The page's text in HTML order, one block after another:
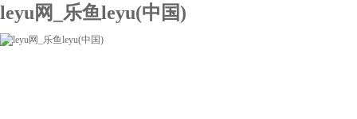
leyu网_乐鱼leyu(中国)